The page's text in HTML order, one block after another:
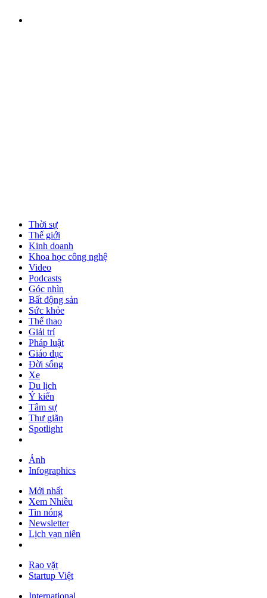
Thời sự
Thế giới
Kinh doanh
Khoa học công nghệ
Video
Podcasts
Góc nhìn
Bất động sản
Sức khỏe
Thể thao
Giải trí
Pháp luật
Giáo dục
Đời sống
Xe
Du lịch
Ý kiến
Tâm sự
Thư giãn
Spotlight
Ảnh
Infographics
Mới nhất
Xem Nhiều
Tin nóng
Newsletter
Lịch vạn niên
Rao vặt
Startup Việt
International